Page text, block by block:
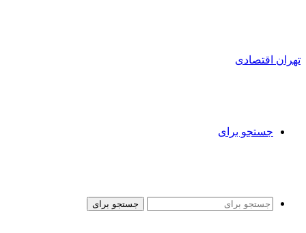
تهران اقتصادی
جستجو برای
جستجو برای